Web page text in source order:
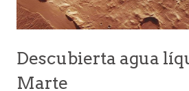
Descubierta agua
Marte